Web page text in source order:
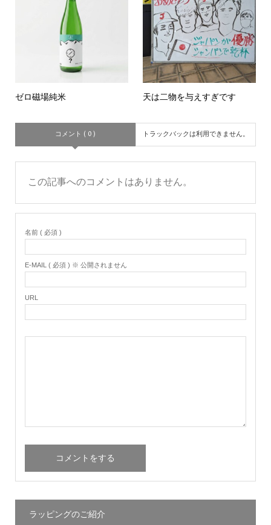
ゼロ磁場純米 天は二物を与えすぎです
コメント ( 0 ) トラックバックは利用できません。
この記事へのコメントはありません。
名前 ( 必須 )
E-MAIL ( 必須 ) ※ 公開されません
URL
ラッピングのご紹介